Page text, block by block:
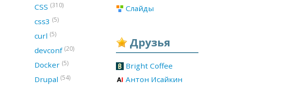
Слайды
Друзья
Bright Coffee
Антон Исайкин
CSS (310)
css3 (5)
curl (5)
devconf (20)
Docker (5)
Drupal (54)